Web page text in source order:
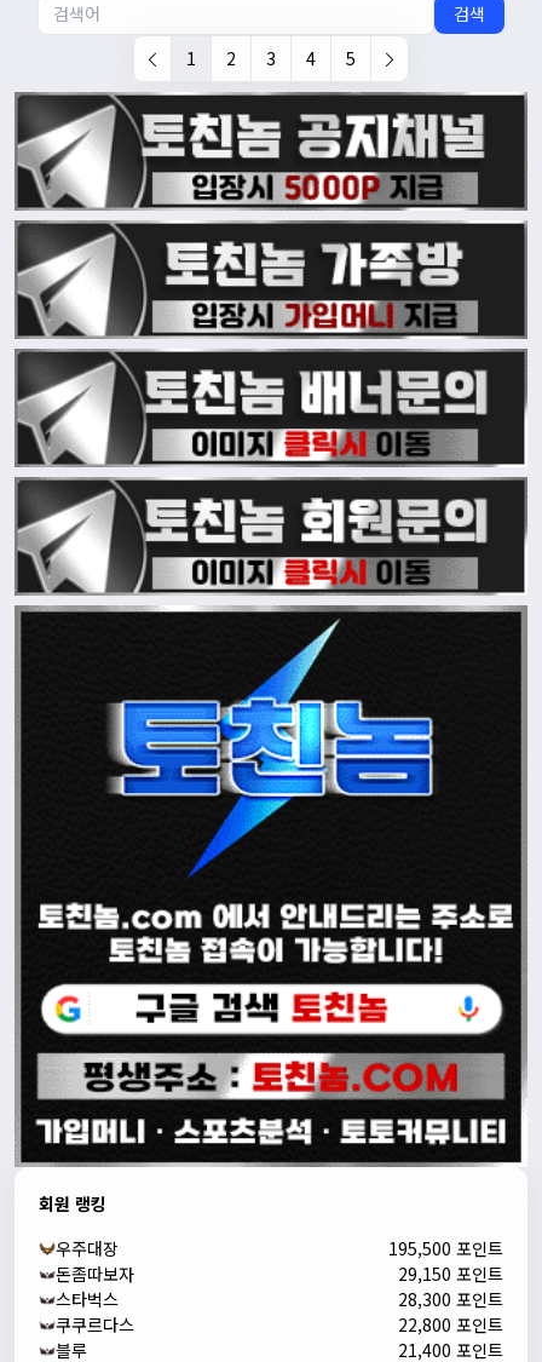
검색
1
2 3 4 5
회원 랭킹
우주대장
195,500 포인트
돈좀따보자
29,150 포인트
스타벅스
28,300 포인트
쿠쿠르다스
22,800 포인트
블루
21,400 포인트